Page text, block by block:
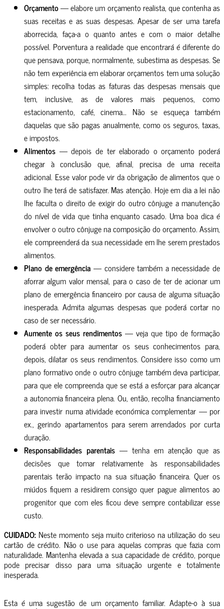
Orçamento— elabore um orçamento realista, que contenha as
suas receitas e as suas despesas. Apesar de ser uma tarefa
aborrecida, faça-a o quanto antes e com o maior detalhe
possível. Porventura a realidade que encontrará é diferente do
que pensava, porque, normalmente, subestima as despesas. Se
não tem experiência em elaborar orçamentos tem uma solução
simples: recolha todas as faturas das despesas mensais que
tem, inclusive, as de valores mais pequenos, como
estacionamento, café, cinema… Não se esqueça também
daquelas que são pagas anualmente, como os seguros, taxas,
e impostos.
Alimentos — depois de ter elaborado o orçamento poderá
chegar à conclusão que, afinal, precisa de uma receita
adicional. Esse valor pode vir da obrigação de alimentos que o
outro lhe terá de satisfazer. Mas atenção. Hoje em dia a lei não
lhe faculta o direito de exigir do outro cônjuge a manutenção
do nível de vida que tinha enquanto casado. Uma boa dica é
envolver o outro cônjuge na composição do orçamento. Assim,
ele compreenderá da sua necessidade em lhe serem prestados
alimentos.
Plano de emergência — considere também a necessidade de
aforrar algum valor mensal, para o caso de ter de acionar um
plano de emergência financeiro por causa de alguma situação
inesperada. Admita algumas despesas que poderá cortar no
caso de ser necessário.
Aumente os seus rendimentos — veja que tipo de formação
poderá obter para aumentar os seus conhecimentos para,
depois, dilatar os seus rendimentos. Considere isso como um
plano formativo onde o outro cônjuge também deva participar,
para que ele compreenda que se está a esforçar para alcançar
a autonomia financeira plena. Ou, então, recolha financiamento
para investir numa atividade económica complementar — por
ex., gerindo apartamentos para serem arrendados por curta
duração.
Responsabilidades parentais — tenha em atenção que as
decisões que tomar relativamente às responsabilidades
parentais terão impacto na sua situação financeira. Quer os
miúdos fiquem a residirem consigo quer pague alimentos ao
progenitor que com eles ficou deve sempre contabilizar esse
custo.
CUIDADO: Neste momento seja muito criterioso na utilização do seu
cartão de crédito. Não o use para aquelas compras que fazia com
naturalidade. Mantenha elevada a sua capacidade de crédito, porque
pode precisar disso para uma situação urgente e totalmente
inesperada.
Esta é uma sugestão de um orçamento familiar. Adapte-o à sua